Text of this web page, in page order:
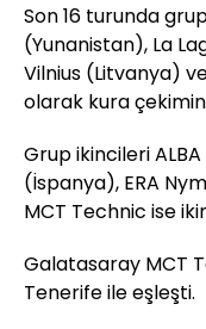
Son 16 turunda
(Yunanistan), La
Vilnius (Litvanya)
olarak kura
Grup ikincileri
(İspanya), ERA
MCT Technic ise
Galatasaray MCT
Tenerife ile eşleşti.